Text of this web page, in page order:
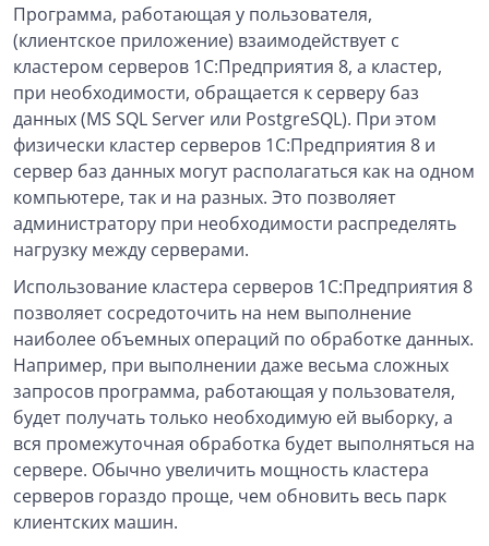
Программа, работающая у пользователя,
(клиентское приложение) взаимодействует с
кластером серверов 1С:Предприятия 8, а кластер,
при необходимости, обращается к серверу баз
данных (MS SQL Server или PostgreSQL). При этом
физически кластер серверов 1С:Предприятия 8 и
сервер баз данных могут располагаться как на одном
компьютере, так и на разных. Это позволяет
администратору при необходимости распределять
нагрузку между серверами.
Использование кластера серверов 1С:Предприятия 8
позволяет сосредоточить на нем выполнение
наиболее объемных операций по обработке данных.
Например, при выполнении даже весьма сложных
запросов программа, работающая у пользователя,
будет получать только необходимую ей выборку, а
вся промежуточная обработка будет выполняться на
сервере. Обычно увеличить мощность кластера
серверов гораздо проще, чем обновить весь парк
клиентских машин.